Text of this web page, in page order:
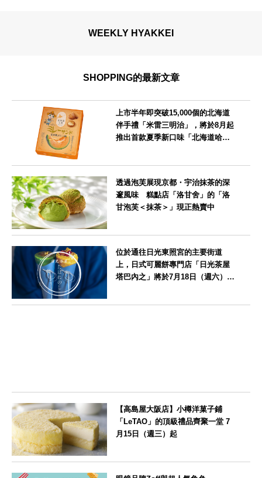
WEEKLY HYAKKEI
SHOPPING的最新文章
上市半年即突破15,000個的北海道
伴手禮「米雷三明治」，將於8月起
推出首款夏季新口味「北海道哈密
透過泡芙展現京都・宇治抹茶的深
邃風味 糕點店「洛甘舍」的「洛
甘泡芙＜抹茶＞」現正熱賣中
位於通往日光東照宮的主要街道
上，日式可麗餅專門店「日光茶屋
塔巴內之」將於7月18日（週六）開
【高島屋大阪店】小樽洋菓子鋪
「LeTAO」的頂級禮品齊聚一堂 7
月15日（週三）起